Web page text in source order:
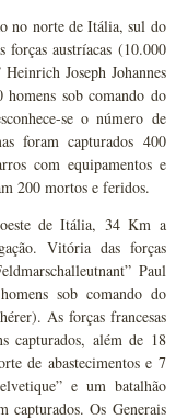
no norte de Itália, sul do
austríacas (10.000
Joseph Johannes
homens sob comando do
se o número de
foram capturados 400
com equipamentos e
200 mortos e feridos.
de Itália, 34 Km a
Vitória das forças
Paul
sob comando do
As forças francesas
capturados, além de 18
de abastecimentos e 7
e um batalhão
capturados. Os Generais